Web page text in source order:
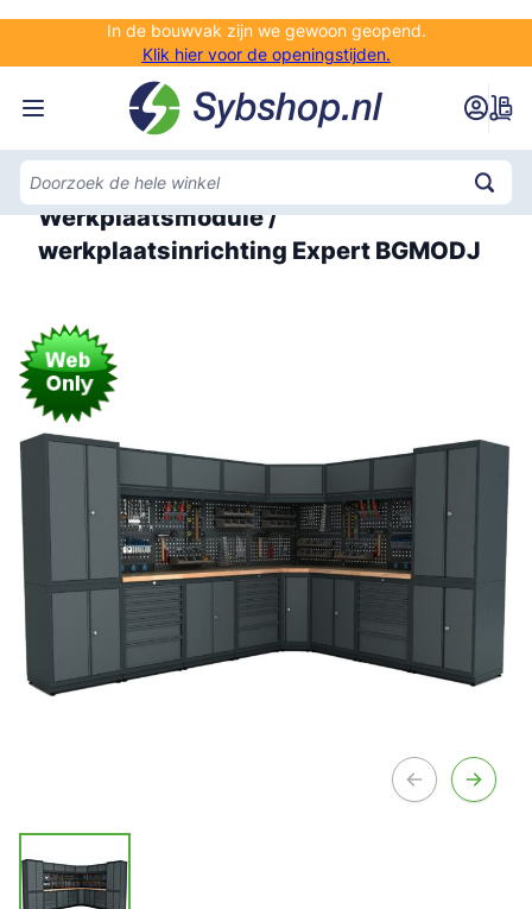
In de bouwvak zijn we gewoon geopend.
Klik hier voor de openingstijden.
Werkplaatsmodule /
werkplaatsinrichting Expert BGMODJ